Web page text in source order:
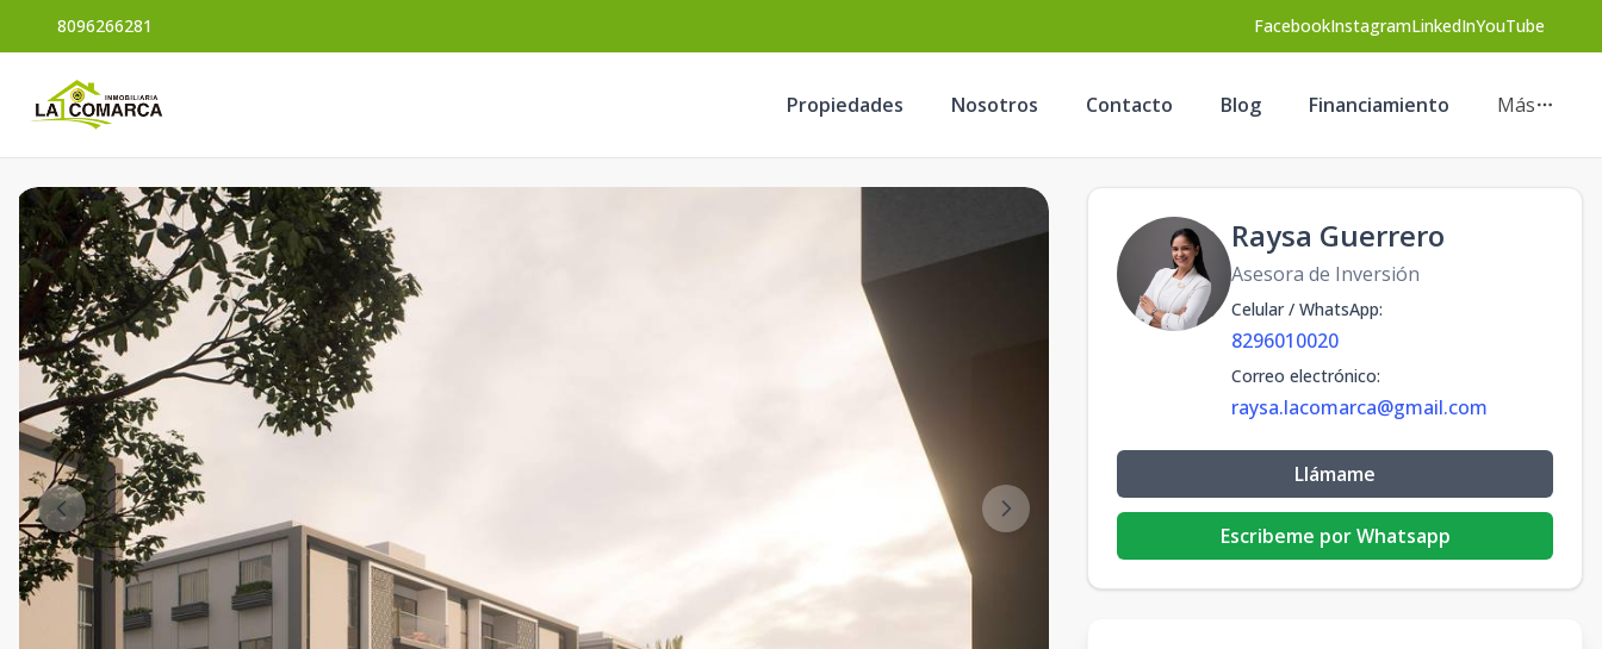
8096266281 FacebookInstagramLinkedInYouTube
Propiedades Nosotros Contacto Blog Financiamiento Más
Raysa Guerrero
Asesora de Inversión
Celular / WhatsApp:
8296010020
Correo electrónico:
raysa.lacomarca@gmail.com
Llámame
Escribeme por Whatsapp